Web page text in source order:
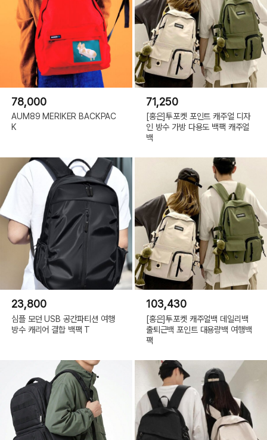
78,000
AUM89 MERIKER BACKPAC
K
71,250
[홍은]투포켓 포인트 캐주얼 디자
인 방수 가방 다용도 백팩 캐주얼
백
23,800
심플 모던 USB 공간파티션 여행
방수 캐리어 결합 백팩 T
103,430
[홍은]투포켓 캐주얼백 데일리백
출퇴근백 포인트 대용량백 여행백
팩